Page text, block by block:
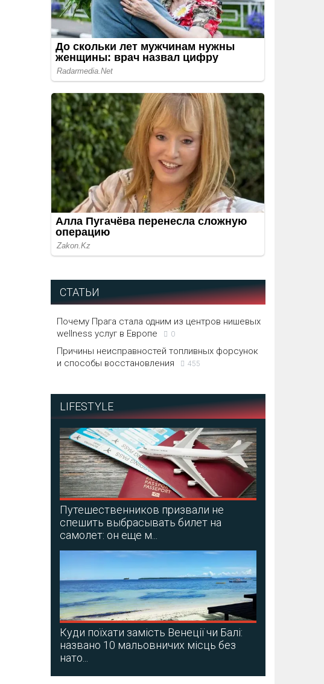
СТАТЬИ
Почему Прага стала одним из центров нишевых
wellness услуг в Европе
0
Причины неисправностей топливных форсунок
и способы восстановления
455
LIFESTYLE
Путешественников призвали не
спешить выбрасывать билет на
самолет: он еще м...
Куди поїхати замість Венеції чи Балі:
названо 10 мальовничих місць без
нато...